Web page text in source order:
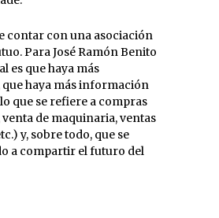
contar con una asociación
Para José Ramón Benito
es que haya más
haya más información
que se refiere a compras
venta de maquinaria, ventas
y, sobre todo, que se
a compartir el futuro del